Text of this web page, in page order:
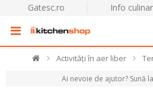
Gatesc.ro Info culinar
Activități în aer liber
Ai nevoie de ajutor? Sună la